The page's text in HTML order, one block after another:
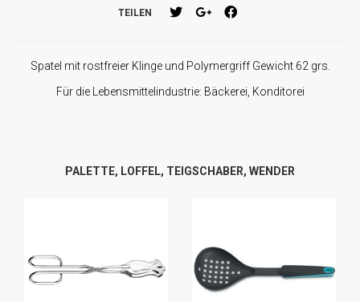
TEILEN
Spatel mit rostfreier Klinge und Polymergriff Gewicht 62 grs.
Für die Lebensmittelindustrie: Bäckerei, Konditorei
PALETTE, LOFFEL, TEIGSCHABER, WENDER